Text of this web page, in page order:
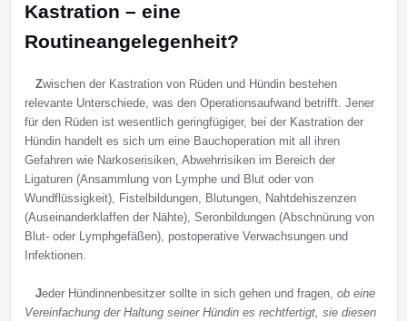
Kastration – eine
Routineangelegenheit?
Zwischen der Kastration von Rüden und Hündin bestehen
relevante Unterschiede, was den Operationsaufwand betrifft. Jener
für den Rüden ist wesentlich geringfügiger, bei der Kastration der
Hündin handelt es sich um eine Bauchoperation mit all ihren
Gefahren wie Narkoserisiken, Abwehrrisiken im Bereich der
Ligaturen (Ansammlung von Lymphe und Blut oder von
Wundflüssigkeit), Fistelbildungen, Blutungen, Nahtdehiszenzen
(Auseinanderklaffen der Nähte), Seronbildungen (Abschnürung von
Blut- oder Lymphgefäßen), postoperative Verwachsungen und
Infektionen.
Jeder Hündinnenbesitzer sollte in sich gehen und fragen, ob eine
Vereinfachung der Haltung seiner Hündin es rechtfertigt, sie diesen